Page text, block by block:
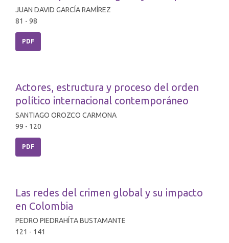
JUAN DAVID GARCÍA RAMÍREZ
81 - 98
PDF
Actores, estructura y proceso del orden
político internacional contemporáneo
SANTIAGO OROZCO CARMONA
99 - 120
PDF
Las redes del crimen global y su impacto
en Colombia
PEDRO PIEDRAHÍTA BUSTAMANTE
121 - 141